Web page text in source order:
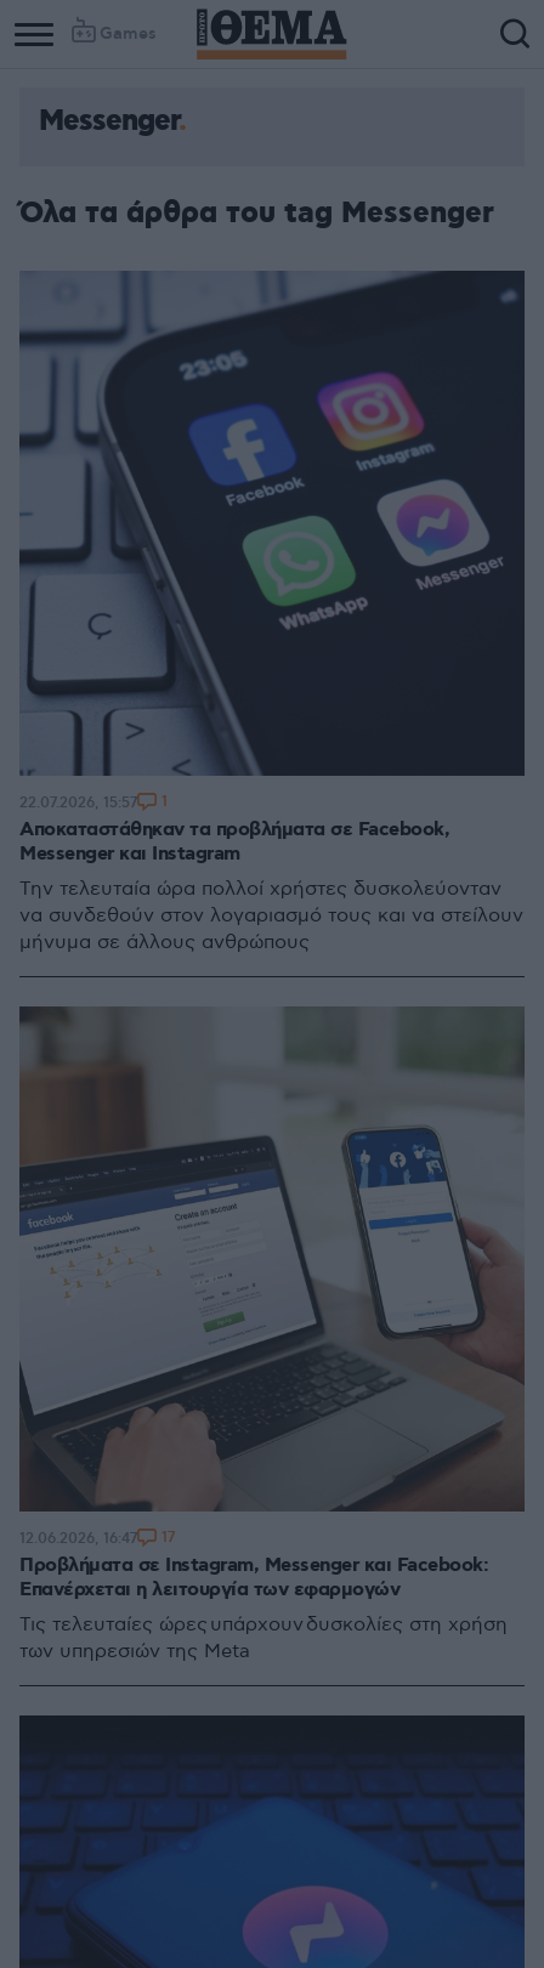
Games
Messenger
Όλα τα άρθρα του tag Messenger
Αποκαταστάθηκαν τα προβλήματα σε Facebook,
Messenger και Instagram
Την τελευταία ώρα πολλοί χρήστες δυσκολεύονταν
να συνδεθούν στον λογαριασμό τους και να στείλουν
μήνυμα σε άλλους ανθρώπους
22.07.2026, 15:57 1
Προβλήματα σε Instagram, Messenger και Facebook:
Επανέρχεται η λειτουργία των εφαρμογών
Τις τελευταίες ώρες υπάρχουν δυσκολίες στη χρήση
των υπηρεσιών της Meta
12.06.2026, 16:47 17